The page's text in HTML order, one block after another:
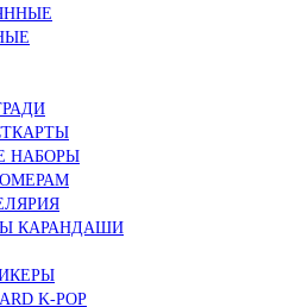
НАБОРЫ
КАРАНДАШИ
K-POP